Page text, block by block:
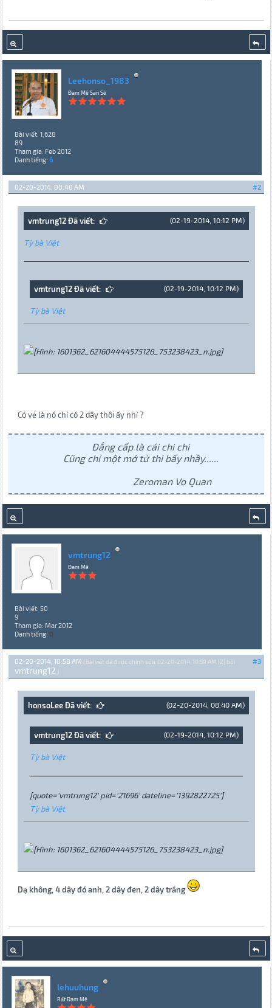
Leehonso_1983
Đam Mê San Sẻ
Bài viết: 1,628
89
Tham gia: Feb 2012
Danh tiếng: 6
#2
02-20-2014, 08:40 AM
(02-19-2014, 10:12 PM)
vmtrung12 Đã viết:
Tỳ bà Việt
(02-19-2014, 10:12 PM)
vmtrung12 Đã viết:
Tỳ bà Việt
Có vẻ là nó chỉ có 2 dây thôi ấy nhỉ ?
Đẳng cấp là cái chi chi
Cũng chỉ một mớ tử thi bấy nhầy......
Zeroman Vo Quan
vmtrung12
Đam Mê
Bài viết: 50
9
Tham gia: Mar 2012
Danh tiếng: 0
#3
02-20-2014, 10:58 AM (Bài viết đã được chỉnh sửa: 02-20-2014, 10:59 AM {2} bởi
vmtrung12 .)
(02-20-2014, 08:40 AM)
honsoLee Đã viết:
(02-19-2014, 10:12 PM)
vmtrung12 Đã viết:
Tỳ bà Việt
[quote='vmtrung12' pid='21696' dateline='1392822725']
Tỳ bà Việt
Dạ không, 4 dây đó anh, 2 dây đen, 2 dây trắng
lehuuhung
Rất Đam Mê